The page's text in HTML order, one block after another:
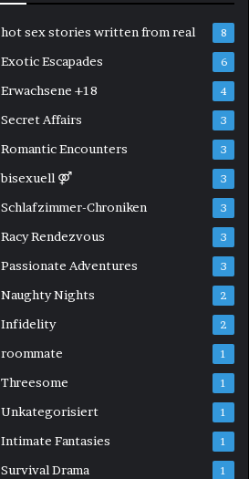
hot sex stories written from real 8
Exotic Escapades 6
Erwachsene +18 4
Secret Affairs 3
Romantic Encounters 3
bisexuell ⚤ 3
Schlafzimmer-Chroniken 3
Racy Rendezvous 3
Passionate Adventures 3
Naughty Nights 2
Infidelity 2
roommate 1
Threesome 1
Unkategorisiert 1
Intimate Fantasies 1
Survival Drama 1